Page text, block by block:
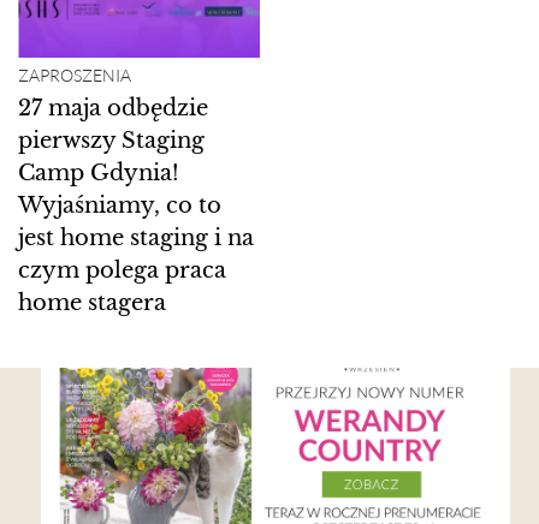
ZAPROSZENIA
27 maja odbędzie
pierwszy Staging
Camp Gdynia!
Wyjaśniamy, co to
jest home staging i na
czym polega praca
home stagera